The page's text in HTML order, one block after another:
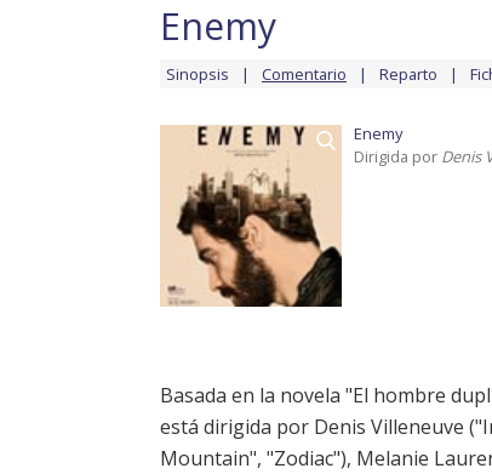
Enemy
Sinopsis Comentario Reparto
Enemy
Dirigida por Denis
Basada en la novela "El hombre
está dirigida por Denis Villeneuve
Mountain", "Zodiac"), Melanie